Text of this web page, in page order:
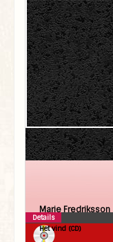
Marie Fredriksson
Het vind (CD)
Details